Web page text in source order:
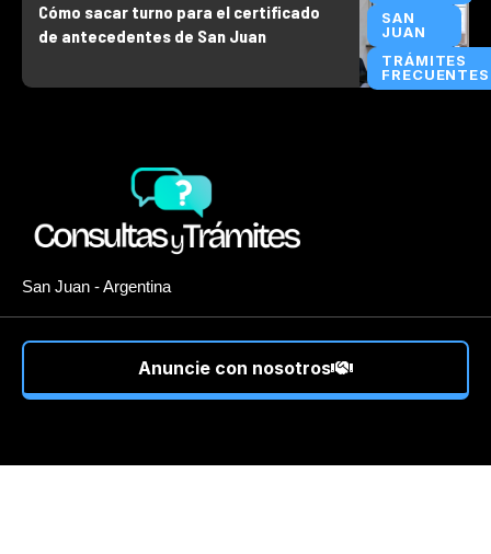
SAN
JUAN
TRÁMITES
FRECUENTES
Cómo sacar turno para el certificado
de antecedentes de San Juan
San Juan - Argentina
Anuncie con nosotros